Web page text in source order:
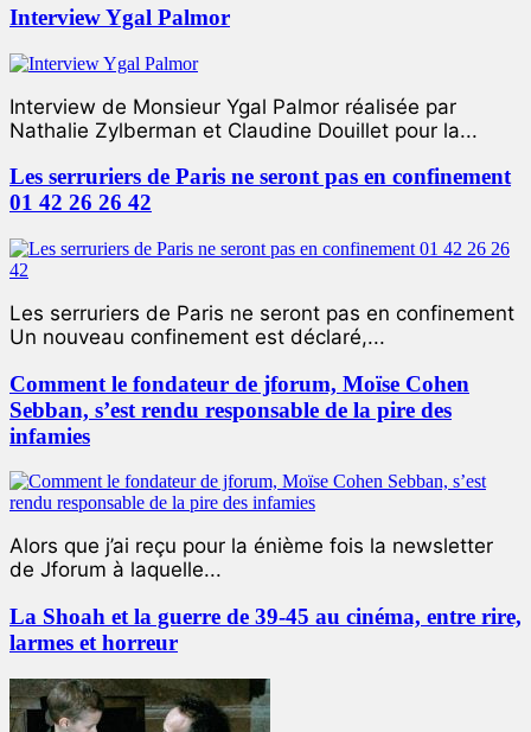
Interview Ygal Palmor
Interview de Monsieur Ygal Palmor réalisée par
Nathalie Zylberman et Claudine Douillet pour la...
Les serruriers de Paris ne seront pas en confinement
01 42 26 26 42
Les serruriers de Paris ne seront pas en confinement
Un nouveau confinement est déclaré,...
Comment le fondateur de jforum, Moïse Cohen
Sebban, s’est rendu responsable de la pire des
infamies
Alors que j’ai reçu pour la énième fois la newsletter
de Jforum à laquelle...
La Shoah et la guerre de 39-45 au cinéma, entre rire,
larmes et horreur